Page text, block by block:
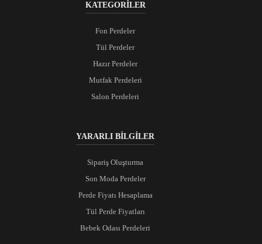
KATEGORİLER
Fon Perdeler
Tül Perdeler
Hazır Perdeler
Mutfak Perdeleri
Salon Perdeleri
YARARLI BİLGİLER
Sipariş Oluşturma
Son Moda Perdeler
Perde Fiyatı Hesaplama
Tül Perde Fiyatları
Bebek Odası Perdeleri